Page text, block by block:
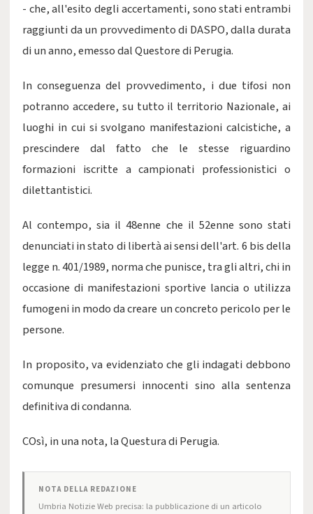
- che, all'esito degli accertamenti, sono stati entrambi
raggiunti da un provvedimento di DASPO, dalla durata
di un anno, emesso dal Questore di Perugia.
In conseguenza del provvedimento, i due tifosi non
potranno accedere, su tutto il territorio Nazionale, ai
luoghi in cui si svolgano manifestazioni calcistiche, a
prescindere dal fatto che le stesse riguardino
formazioni iscritte a campionati professionistici o
dilettantistici.
Al contempo, sia il 48enne che il 52enne sono stati
denunciati in stato di libertà ai sensi dell'art. 6 bis della
legge n. 401/1989, norma che punisce, tra gli altri, chi in
occasione di manifestazioni sportive lancia o utilizza
fumogeni in modo da creare un concreto pericolo per le
persone.
In proposito, va evidenziato che gli indagati debbono
comunque presumersi innocenti sino alla sentenza
definitiva di condanna.
COsì, in una nota, la Questura di Perugia.
NOTA DELLA REDAZIONE
Umbria Notizie Web precisa: la pubblicazione di un articolo